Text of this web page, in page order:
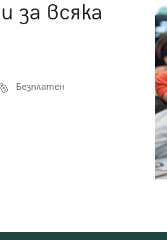
за всяка
Безплатен